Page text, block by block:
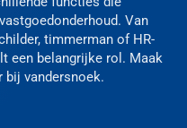
Van
timmerman of HR-
een belangrijke rol. Maak
bij vandersnoek.